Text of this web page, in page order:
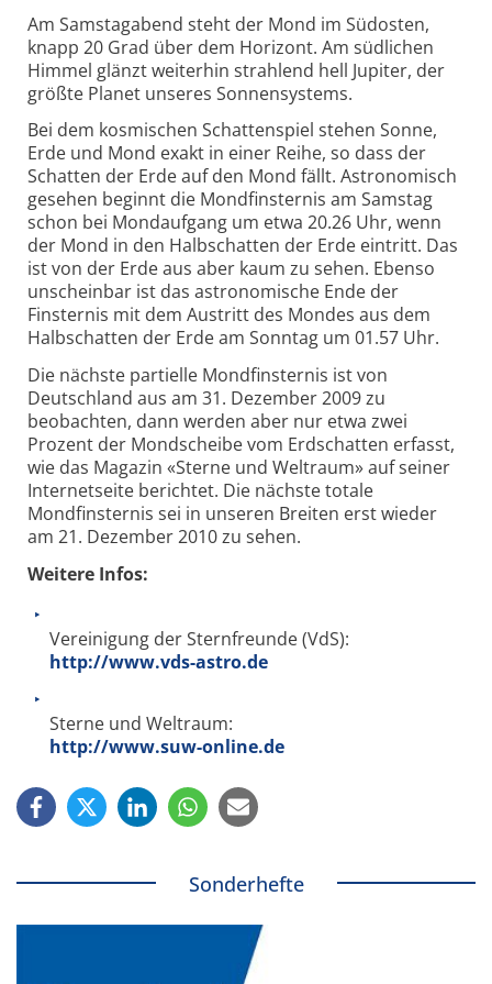
Am Samstagabend steht der Mond im Südosten,
knapp 20 Grad über dem Horizont. Am südlichen
Himmel glänzt weiterhin strahlend hell Jupiter, der
größte Planet unseres Sonnensystems.
Bei dem kosmischen Schattenspiel stehen Sonne,
Erde und Mond exakt in einer Reihe, so dass der
Schatten der Erde auf den Mond fällt. Astronomisch
gesehen beginnt die Mondfinsternis am Samstag
schon bei Mondaufgang um etwa 20.26 Uhr, wenn
der Mond in den Halbschatten der Erde eintritt. Das
ist von der Erde aus aber kaum zu sehen. Ebenso
unscheinbar ist das astronomische Ende der
Finsternis mit dem Austritt des Mondes aus dem
Halbschatten der Erde am Sonntag um 01.57 Uhr.
Die nächste partielle Mondfinsternis ist von
Deutschland aus am 31. Dezember 2009 zu
beobachten, dann werden aber nur etwa zwei
Prozent der Mondscheibe vom Erdschatten erfasst,
wie das Magazin «Sterne und Weltraum» auf seiner
Internetseite berichtet. Die nächste totale
Mondfinsternis sei in unseren Breiten erst wieder
am 21. Dezember 2010 zu sehen.
Weitere Infos:
Vereinigung der Sternfreunde (VdS):
http://www.vds-astro.de
Sterne und Weltraum:
http://www.suw-online.de
Sonderhefte